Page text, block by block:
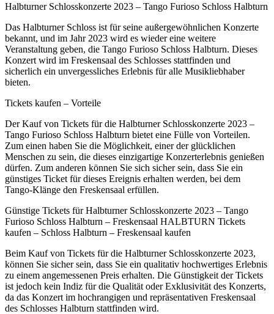
Halbturner Schlosskonzerte 2023 – Tango Furioso Schloss Halbturn
Das Halbturner Schloss ist für seine außergewöhnlichen Konzerte
bekannt, und im Jahr 2023 wird es wieder eine weitere
Veranstaltung geben, die Tango Furioso Schloss Halbturn. Dieses
Konzert wird im Freskensaal des Schlosses stattfinden und
sicherlich ein unvergessliches Erlebnis für alle Musikliebhaber
bieten.
Tickets kaufen – Vorteile
Der Kauf von Tickets für die Halbturner Schlosskonzerte 2023 –
Tango Furioso Schloss Halbturn bietet eine Fülle von Vorteilen.
Zum einen haben Sie die Möglichkeit, einer der glücklichen
Menschen zu sein, die dieses einzigartige Konzerterlebnis genießen
dürfen. Zum anderen können Sie sich sicher sein, dass Sie ein
günstiges Ticket für dieses Ereignis erhalten werden, bei dem
Tango-Klänge den Freskensaal erfüllen.
Günstige Tickets für Halbturner Schlosskonzerte 2023 – Tango
Furioso Schloss Halbturn – Freskensaal HALBTURN Tickets
kaufen – Schloss Halbturn – Freskensaal kaufen
Beim Kauf von Tickets für die Halbturner Schlosskonzerte 2023,
können Sie sicher sein, dass Sie ein qualitativ hochwertiges Erlebnis
zu einem angemessenen Preis erhalten. Die Günstigkeit der Tickets
ist jedoch kein Indiz für die Qualität oder Exklusivität des Konzerts,
da das Konzert im hochrangigen und repräsentativen Freskensaal
des Schlosses Halbturn stattfinden wird.